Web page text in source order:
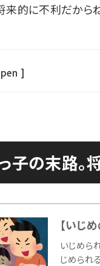
的に不利だから
]
子の末路
【いじ
いじめら
じめられ